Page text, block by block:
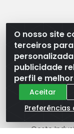
O nosso site
terceiros
publicidade
perfil e
Aceitar
Preferências
WB
Oeste